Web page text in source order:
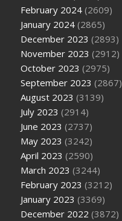
February 2024 (2609)
January 2024 (2865)
December 2023 (2893)
November 2023 (2912)
October 2023 (2975)
September 2023 (2867)
August 2023 (3139)
July 2023 (2914)
June 2023 (2737)
May 2023 (3242)
April 2023 (2590)
March 2023 (3244)
February 2023 (3212)
January 2023 (3369)
December 2022 (3872)